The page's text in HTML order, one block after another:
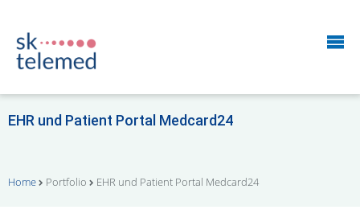
EHR und Patient Portal Medcard24
Home Portfolio EHR und Patient Portal Medcard24